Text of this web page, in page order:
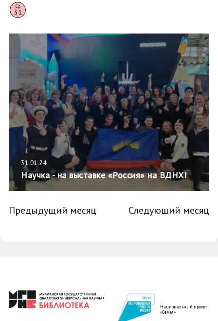
Ср
31
31.01.24
Научка - на выставке «Россия» на ВДНХ!
Предыдущий месяц Следующий месяц
Национальный проект
«Семья»